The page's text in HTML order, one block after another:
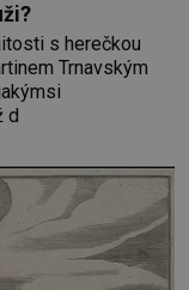
s herečkou
Trnavským
d